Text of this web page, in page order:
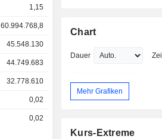
1,15
60.994.768,8
45.548.130
44.749.683
32.778.610
0,02
0,02
Chart
Dauer
Mehr Grafiken
Kurs-Extreme